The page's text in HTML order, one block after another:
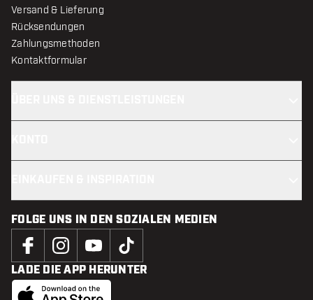
Versand & Lieferung
Rücksendungen
Zahlungsmethoden
Kontaktformular
FOLGE UNS IN DEN SOZIALEN MEDIEN
LADE DIE APP HERUNTER